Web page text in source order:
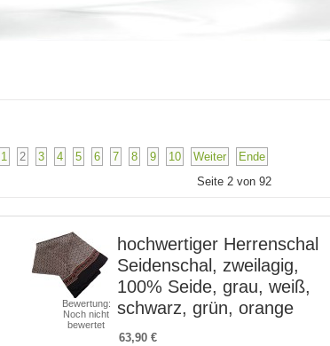
1 2 3 4 5 6 7 8 9 10 Weiter
Ende
Seite 2 von 92
Bewertung:
Noch nicht
bewertet
hochwertiger Herrenschal
Seidenschal, zweilagig,
100% Seide, grau, weiß,
schwarz, grün, orange
63,90 €